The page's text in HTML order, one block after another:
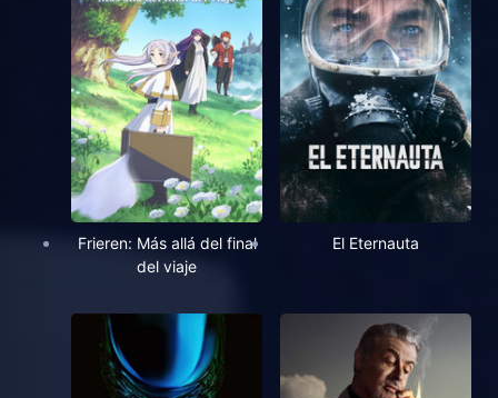
Frieren: Más allá del final
del viaje
El Eternauta